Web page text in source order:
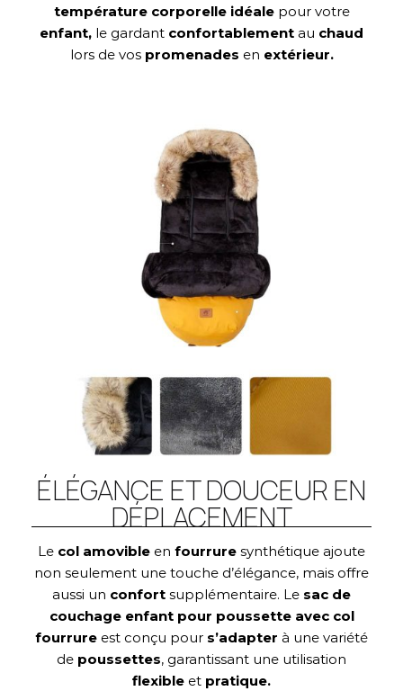
température corporelle idéalepour votre
enfant, le gardant confortablement au chaud
lors de vos promenades en extérieur.
ÉLÉGANCE ET DOUCEUR EN
DÉPLACEMENT
Le col amovible en fourrure synthétique ajoute
non seulement une touche d’élégance, mais offre
aussi un confort supplémentaire. Le sac de
couchage enfant pour poussette avec col
fourrure est conçu pour s’adapter à une variété
de poussettes, garantissant une utilisation
flexible et pratique.